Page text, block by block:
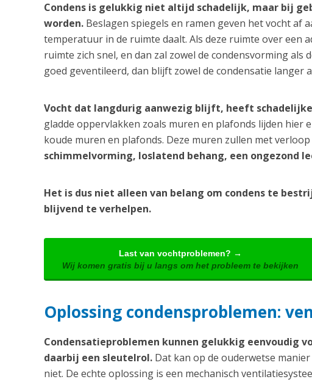
Condens is gelukkig niet altijd schadelijk, maar bij
worden. Beslagen spiegels en ramen geven het vocht af
temperatuur in de ruimte daalt. Als deze ruimte over een
ruimte zich snel, en dan zal zowel de condensvorming
goed geventileerd, dan blijft zowel de condensatie langer
Vocht dat langdurig aanwezig blijft, heeft
gladde oppervlakken zoals muren en plafonds lijden hier
koude muren en plafonds. Deze muren zullen met
schimmelvorming, loslatend behang, een
Het is dus niet alleen van belang om condens te
blijvend te verhelpen.
Last van vochtproblemen? →
Wij komen gratis bij u langs om het probleem te bekijken
Oplossing condensproblemen:
Condensatieproblemen kunnen gelukkig eenvoudig
daarbij een sleutelrol. Dat kan op de ouderwetse
niet. De echte oplossing is een mechanisch